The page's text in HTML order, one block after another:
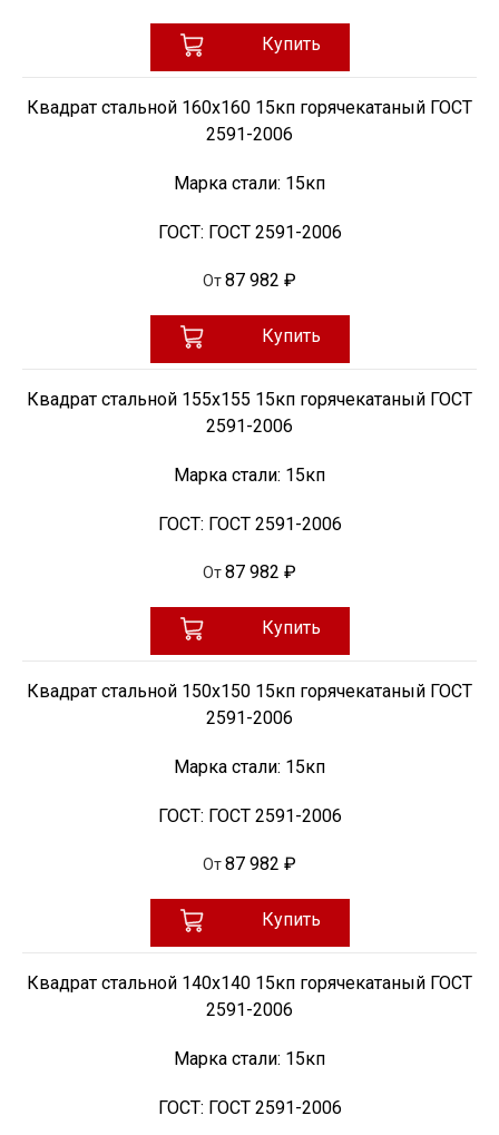
Купить
Квадрат стальной 160х160 15кп горячекатаный ГОСТ
2591-2006
Марка стали: 15кп
ГОСТ: ГОСТ 2591-2006
От87 982 ₽
Купить
Квадрат стальной 155х155 15кп горячекатаный ГОСТ
2591-2006
Марка стали: 15кп
ГОСТ: ГОСТ 2591-2006
От87 982 ₽
Купить
Квадрат стальной 150х150 15кп горячекатаный ГОСТ
2591-2006
Марка стали: 15кп
ГОСТ: ГОСТ 2591-2006
От87 982 ₽
Купить
Квадрат стальной 140х140 15кп горячекатаный ГОСТ
2591-2006
Марка стали: 15кп
ГОСТ: ГОСТ 2591-2006